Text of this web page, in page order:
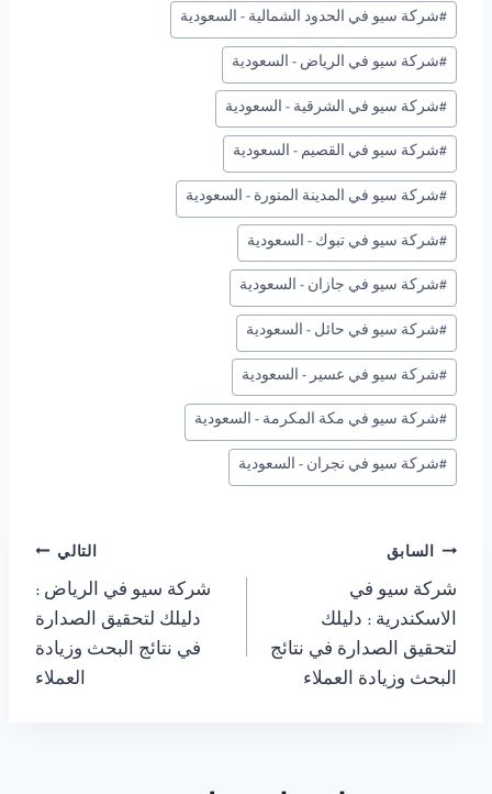
#شركة سيو في الحدود الشمالية - السعودية
#شركة سيو في الرياض - السعودية
#شركة سيو في الشرقية - السعودية
#شركة سيو في القصيم - السعودية
#شركة سيو في المدينة المنورة - السعودية
#شركة سيو في تبوك - السعودية
#شركة سيو في جازان - السعودية
#شركة سيو في حائل - السعودية
#شركة سيو في عسير - السعودية
#شركة سيو في مكة المكرمة - السعودية
#شركة سيو في نجران - السعودية
تصفّح
المقالات
السابق
شركة سيو في
الاسكندرية : دليلك
لتحقيق الصدارة في نتائج
البحث وزيادة العملاء
التالي
شركة سيو في الرياض :
دليلك لتحقيق الصدارة
في نتائج البحث وزيادة
العملاء